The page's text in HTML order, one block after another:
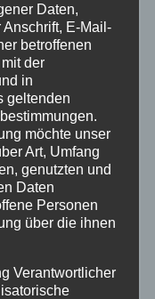
Daten,
E-Mail-
betroffenen
der
in
geltenden
möchte unser
Art, Umfang
genutzten und
Daten
Personen
über die ihnen
Verantwortlicher